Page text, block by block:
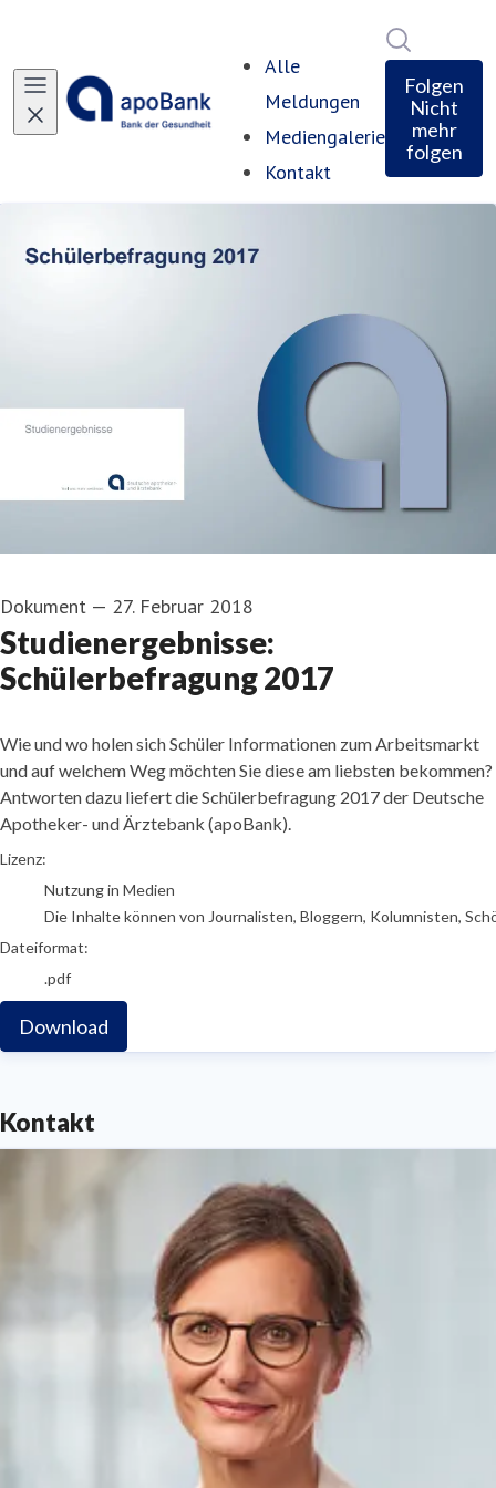
Alle
Meldungen
Mediengalerie
Kontakt
Folgen
Nicht
mehr
folgen
Dokument — 27. Februar 2018
Studienergebnisse:
Schülerbefragung 2017
Wie und wo holen sich Schüler Informationen zum Arbeitsmarkt
und auf welchem Weg möchten Sie diese am liebsten bekommen?
Antworten dazu liefert die Schülerbefragung 2017 der Deutsche
Apotheker- und Ärztebank (apoBank).
go to media item
Lizenz:
Nutzung in Medien
Die Inhalte können von Journalisten, Bloggern, Kolumnisten,
Dateiformat:
.pdf
Download
Kontakt